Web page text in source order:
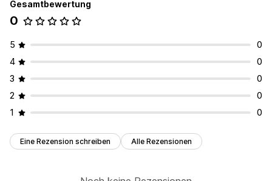
Gesamtbewertung
0
5
0
4
0
3
0
2
0
1
0
Eine Rezension schreiben Alle Rezensionen